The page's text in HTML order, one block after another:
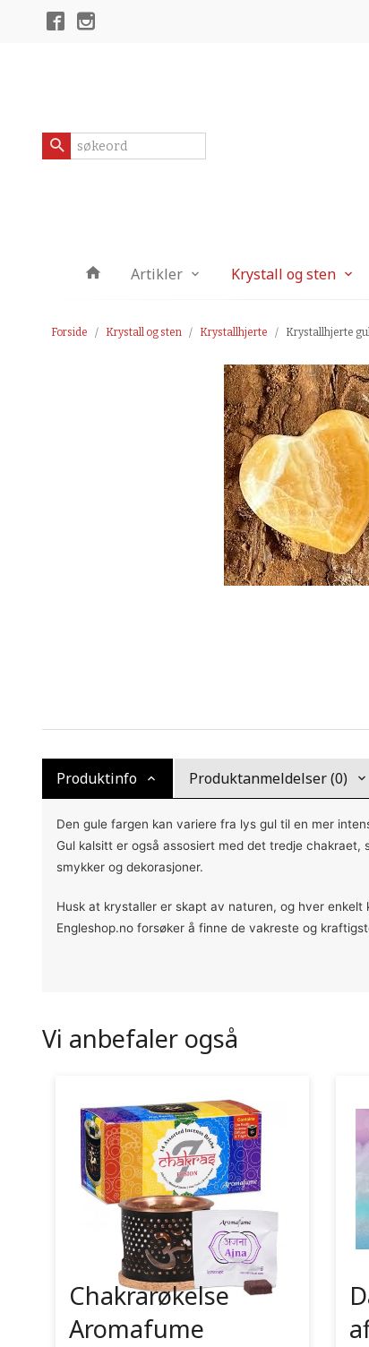
Produkter Artikler Krystall og sten
Forside Krystall og sten Krystallhjerte Krystallhjerte
Produktinfo Produktanmeldelser (0)
Den gule fargen kan variere fra lys gul til en mer
Gul kalsitt er også assosiert med det tredje
smykker og dekorasjoner.
Husk at krystaller er skapt av naturen, og hver
Engleshop.no forsøker å finne de vakreste og
Vi anbefaler også
Chakrarøkelse
Aromafume